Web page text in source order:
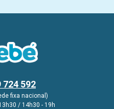
724 592
fixa nacional)
/ 14h30 - 19h